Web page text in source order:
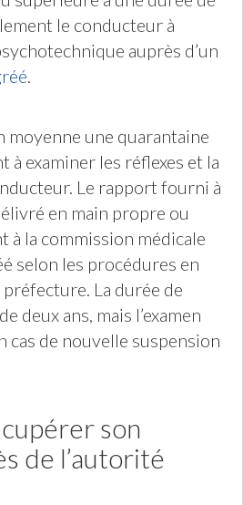
le conducteur à
auprès d’un
.
moyenne une quarantaine
à examiner les réflexes et la
Le rapport fourni à
en main propre ou
à la commission médicale
selon les procédures en
La durée de
deux ans, mais l’examen
cas de nouvelle suspension
son
de l’autorité